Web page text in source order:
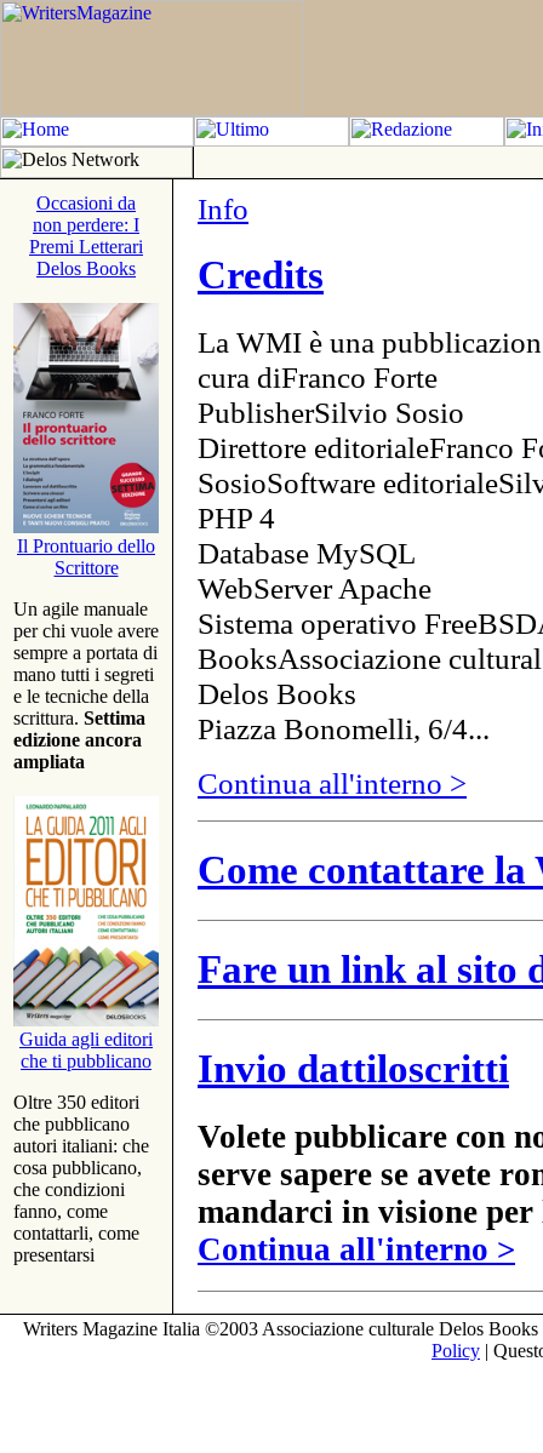
Occasioni da
non perdere: I
Premi Letterari
Delos Books
Il Prontuario dello
Scrittore
Un agile manuale
per chi vuole avere
sempre a portata di
mano tutti i segreti
e le tecniche della
scrittura. Settima
edizione ancora
ampliata
Guida agli editori
che ti pubblicano
Oltre 350 editori
che pubblicano
autori italiani: che
cosa pubblicano,
che condizioni
fanno, come
contattarli, come
presentarsi
Info
Credits
La WMI è una
cura diFranco Forte
PublisherSilvio Sosio
Direttore editorialeFranco
SosioSoftware
PHP 4
Database MySQL
WebServer Apache
Sistema operativo
BooksAssociazione
Delos Books
Piazza Bonomelli, 6/4...
Continua all'interno >
Come contattare
Fare un link al sito
Invio dattiloscritti
Volete pubblicare con
serve sapere se avete
mandarci in visione
Continua all'interno >
Writers Magazine Italia ©2003 Associazione culturale Delos
Policy |